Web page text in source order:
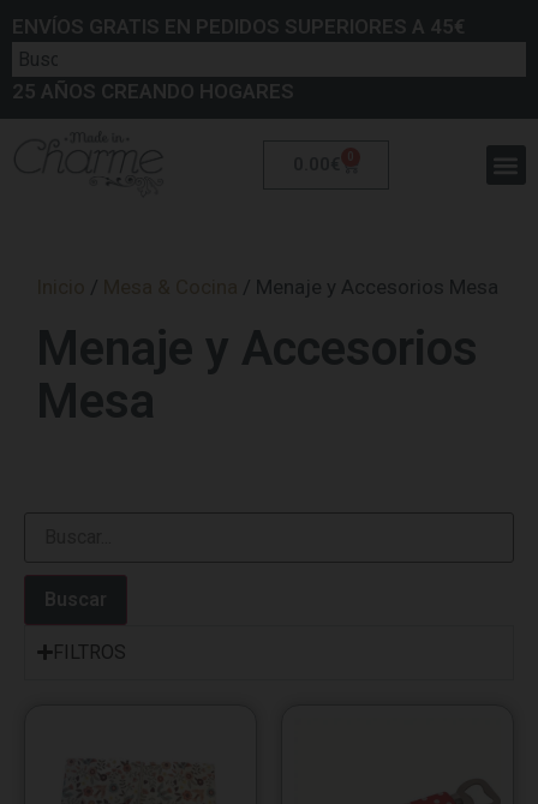
ENVÍOS GRATIS EN PEDIDOS SUPERIORES A 45€
25 AÑOS CREANDO HOGARES
/ / Menaje y Accesorios Mesa
Menaje y Accesorios
Mesa
Buscar
FILTROS